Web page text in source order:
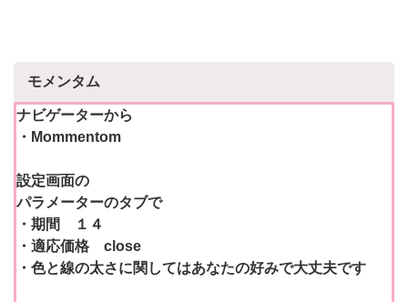
モメンタム
ナビゲーターから
・Mommentom
設定画面の
パラメーターのタブで
・期間 １４
・適応価格 close
・色と線の太さに関してはあなたの好みで大丈夫です